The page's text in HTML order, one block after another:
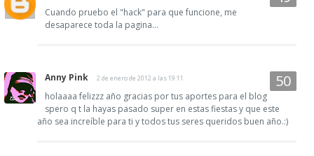
Cuando pruebo el "hack" para que funcione, me
desaparece toda la pagina...
Anny Pink 2 de enero de 2012 a las 19:11
holaaaa felizzz año gracias por tus aportes para el blog
spero q t la hayas pasado super en estas fiestas y que este
año sea increíble para ti y todos tus seres queridos buen año.:)